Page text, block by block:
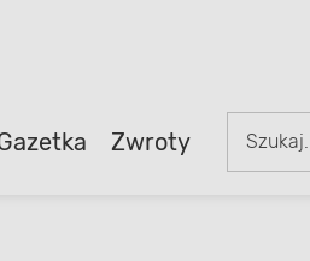
Zwroty